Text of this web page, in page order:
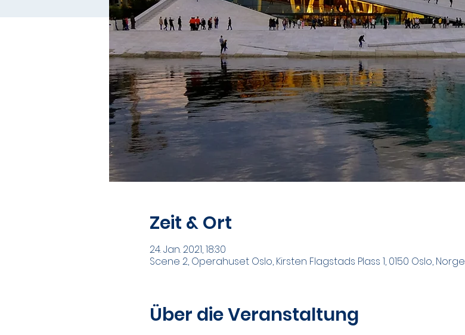
Zeit & Ort
24. Jan. 2021, 18:30
Scene 2, Operahuset Oslo, Kirsten Flagstads Plass 1, 0150 Oslo, Norge
Über die Veranstaltung